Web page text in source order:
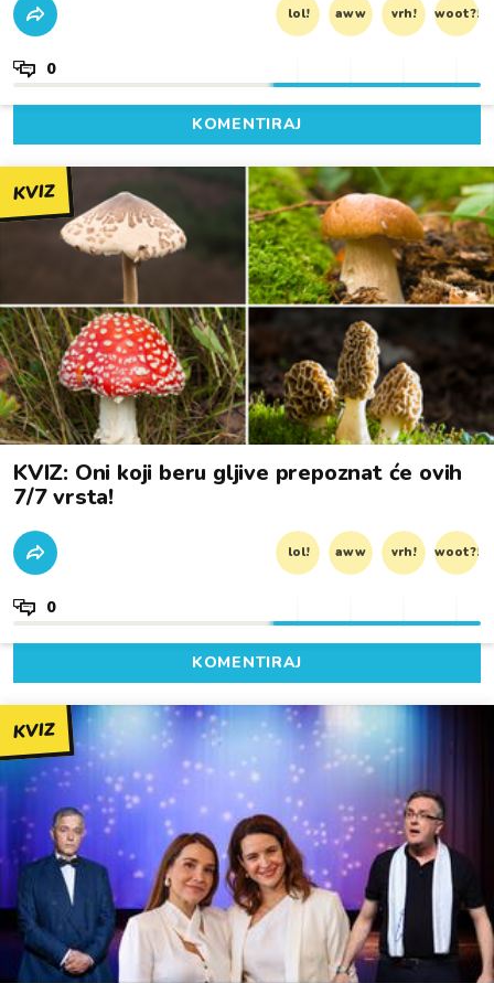
lol! aww vrh! woot?!
0
KOMENTIRAJ
KVIZ
KVIZ: Oni koji beru gljive prepoznat će ovih
7/7 vrsta!
lol! aww vrh! woot?!
0
KOMENTIRAJ
KVIZ